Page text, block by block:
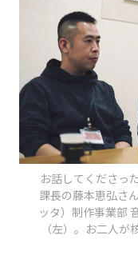
お話してくださっ
課長の藤本恵弘さ
ッタ）制作事業部
（左）。お二人